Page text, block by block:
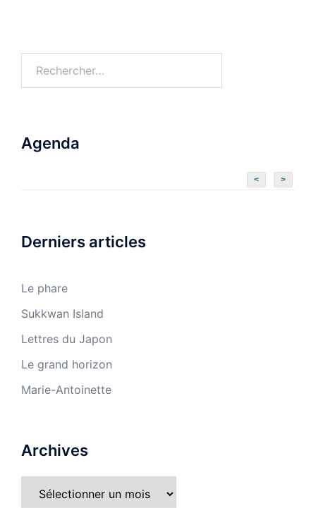
Agenda
< >
Derniers articles
Le phare
Sukkwan Island
Lettres du Japon
Le grand horizon
Marie-Antoinette
Archives